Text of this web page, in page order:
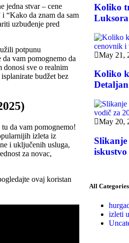
jedna stvar – cene
“Kako da znam da sam
uzbuđenje pred
potpunu
vam pomognemo da
sve o realnim
budžet bez
da vam pomognemo!
izleta iz
i uključenih usluga,
za novac,
ovaj koristan
Koliko
May 21,
Koliko
May 20,
iskustvo
All Categories
izleti